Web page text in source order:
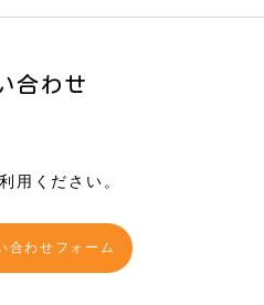
合わせ
用ください。
合わせフォーム